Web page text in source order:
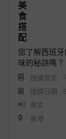
您了解西班
味的秘訣嗎？
授課型式 :
授課日期 :
英文
香港